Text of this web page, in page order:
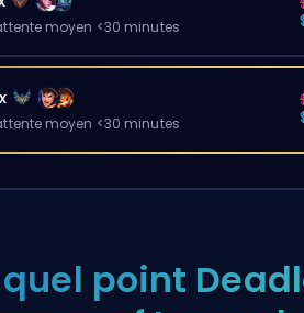
moyen <30 minutes
moyen <30 minutes
point